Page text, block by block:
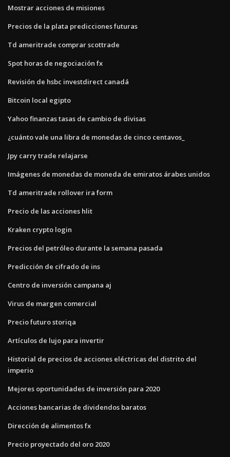
Mostrar acciones de misiones
Precios de la plata predicciones futuras
Td ameritrade comprar scottrade
Spot horas de negociación fx
Revisión de hsbc investdirect canadá
Bitcoin local egipto
Yahoo finanzas tasas de cambio de divisas
¿cuánto vale una libra de monedas de cinco centavos_
Jpy carry trade relajarse
Imágenes de monedas de moneda de emiratos árabes unidos
Td ameritrade rollover ira form
Precio de las acciones hlit
Kraken crypto login
Precios del petróleo durante la semana pasada
Predicción de cifrado de ins
Centro de inversión campana aj
Virus de margen comercial
Precio futuro storiqa
Artículos de lujo para invertir
Historial de precios de acciones eléctricas del distrito del
imperio
Mejores oportunidades de inversión para 2020
Acciones bancarias de dividendos baratos
Dirección de alimentos fx
Precio proyectado del oro 2020